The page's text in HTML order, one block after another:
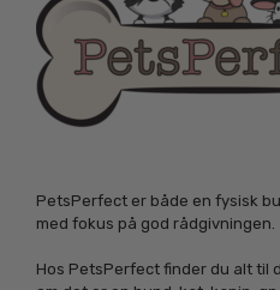
PetsPerfect er både en fysisk
med fokus på god rådgivningen.
Hos PetsPerfect finder du alt til